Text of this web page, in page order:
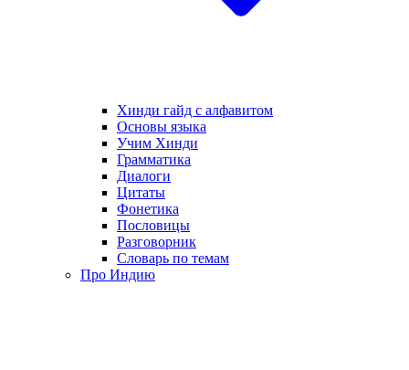
Хинди гайд с алфавитом
Основы языка
Учим Хинди
Грамматика
Диалоги
Цитаты
Фонетика
Пословицы
Разговорник
Словарь по темам
Про Индию